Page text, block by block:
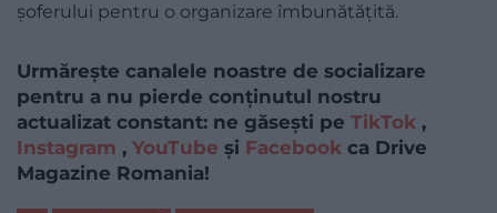
șoferului pentru o organizare îmbunătățită.
Urmărește canalele noastre de socializare
pentru a nu pierde conținutul nostru
actualizat constant: ne găsești pe TikTok ,
Instagram , YouTube și Facebook ca Drive
Magazine Romania!